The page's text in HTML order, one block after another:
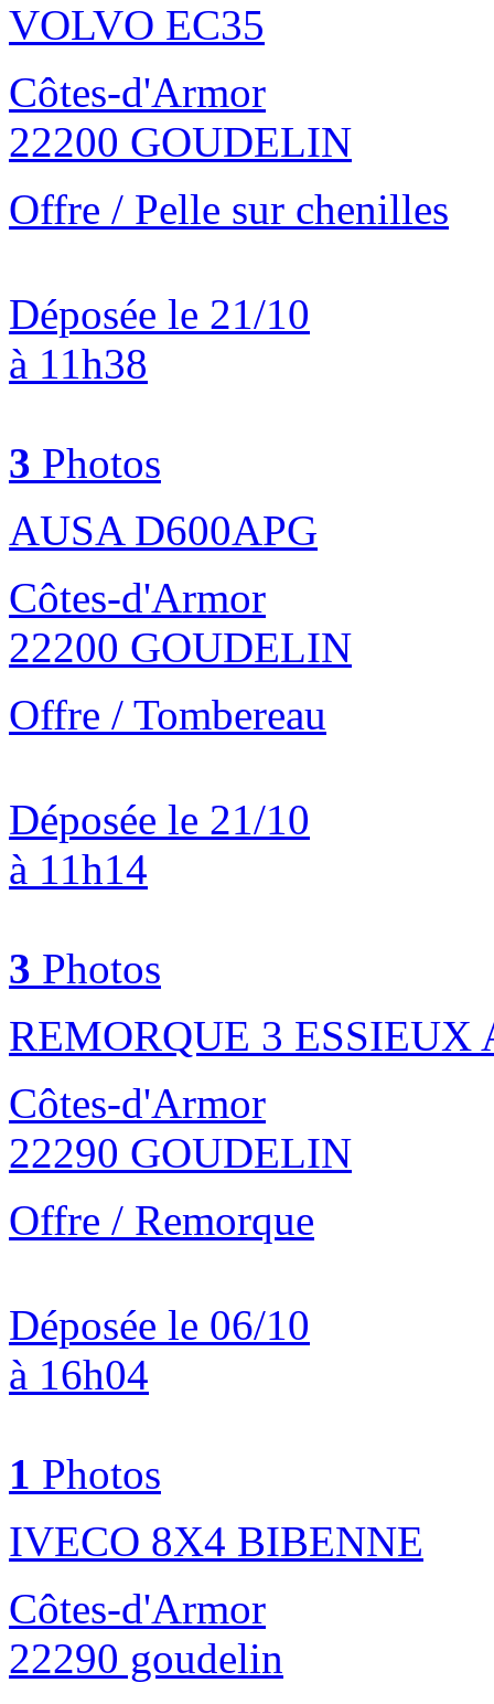
VOLVO EC35
Côtes-d'Armor
22200 GOUDELIN
Offre / Pelle sur chenilles
Déposée le 21/10
à 11h38
3 Photos
AUSA D600APG
Côtes-d'Armor
22200 GOUDELIN
Offre / Tombereau
Déposée le 21/10
à 11h14
3 Photos
REMORQUE 3 ESSIEUX
Côtes-d'Armor
22290 GOUDELIN
Offre / Remorque
Déposée le 06/10
à 16h04
1 Photos
IVECO 8X4 BIBENNE
Côtes-d'Armor
22290 goudelin